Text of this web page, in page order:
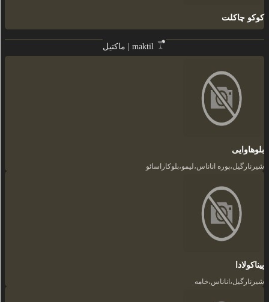
کوکو چاکلت
ماکتیل | maktil
بلوهاوایی
شیرنارگیل،پوره اناناس،لیمو،بلوکاراسائو
پیناکولادا
شیرنارگیل،اناناس،خامه